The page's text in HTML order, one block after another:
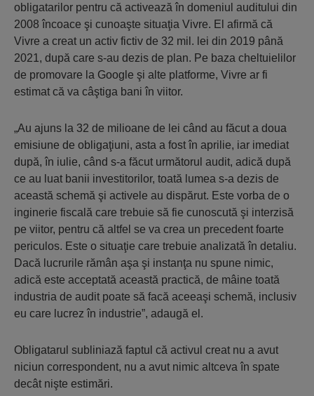
obligatarilor pentru că activează în domeniul auditului din
2008 încoace şi cunoaşte situaţia Vivre. El afirmă că
Vivre a creat un activ fictiv de 32 mil. lei din 2019 până
2021, după care s-au dezis de plan. Pe baza cheltuielilor
de promovare la Google şi alte platforme, Vivre ar fi
estimat că va câştiga bani în viitor.
„Au ajuns la 32 de milioane de lei când au făcut a doua
emisiune de obligaţiuni, asta a fost în aprilie, iar imediat
după, în iulie, când s-a făcut următorul audit, adică după
ce au luat banii investitorilor, toată lumea s-a dezis de
această schemă şi activele au dispărut. Este vorba de o
inginerie fiscală care trebuie să fie cunoscută şi interzisă
pe viitor, pentru că altfel se va crea un precedent foarte
periculos. Este o situaţie care trebuie analizată în detaliu.
Dacă lucrurile rămân aşa şi instanţa nu spune nimic,
adică este acceptată această practică, de mâine toată
industria de audit poate să facă aceeaşi schemă, inclusiv
eu care lucrez în industrie”, adaugă el.
Obligatarul subliniază faptul că activul creat nu a avut
niciun correspondent, nu a avut nimic altceva în spate
decât nişte estimări.